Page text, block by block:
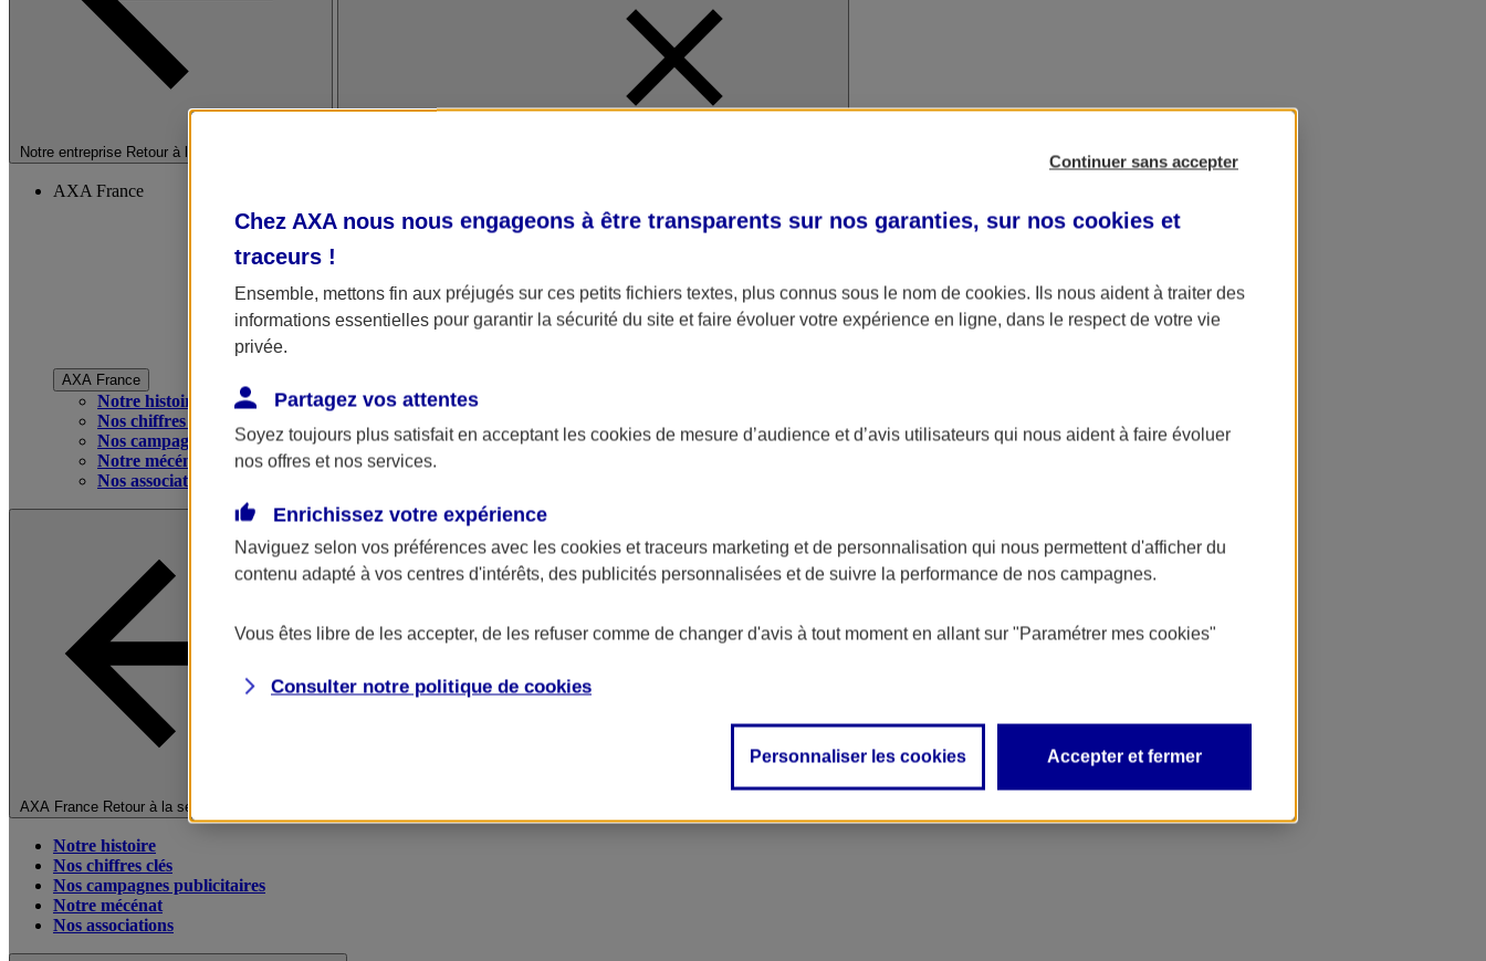
Notre entreprise Retour à la section précédente
AXA France
AXA France
Notre histoire
Nos chiffres clés
Nos campagnes publicitaires
Notre mécénat
Nos associations
AXA France Retour à la section précédente
Notre histoire
Nos chiffres clés
Nos campagnes publicitaires
Notre mécénat
Nos associations
Continuer sans accepter
Chez AXA nous nous engageons à être transparents sur nos garanties, sur nos cookies et
traceurs !
Ensemble, mettons fin aux préjugés sur ces petits fichiers textes, plus connus sous le nom de cookies. Ils nous aident à traiter des
informations essentielles pour garantir la sécurité du site et faire évoluer votre expérience en ligne, dans le respect de votre vie
privée.
Partagez vos attentes
Soyez toujours plus satisfait en acceptant les cookies de mesure d’audience et d’avis utilisateurs qui nous aident à faire évoluer
nos offres et nos services.
Enrichissez votre expérience
Naviguez selon vos préférences avec les cookies et traceurs marketing et de personnalisation qui nous permettent d'afficher du
contenu adapté à vos centres d'intérêts, des publicités personnalisées et de suivre la performance de nos campagnes.
Vous êtes libre de les accepter, de les refuser comme de changer d'avis à tout moment en allant sur "Paramétrer mes cookies"
Consulter notre politique de cookies
Personnaliser les cookies Accepter et fermer